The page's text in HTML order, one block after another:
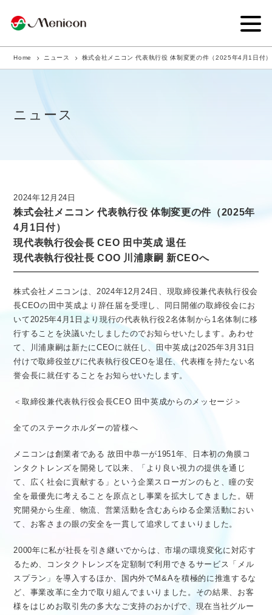
企業情報
商品サイト
ニュース
採用情報
Home ニュース 株式会社メニコン 代表執行役 体制変更の件（2025年4月1日付
ニュース
2024年12月24日
株式会社メニコン 代表執行役 体制変更の件（2025年
4月1日付）
現代表執行役会長 CEO 田中英成 退任
現代表執行役社長 COO 川浦康嗣 新CEOへ
株式会社メニコンは、2024年12月24日、現取締役兼代表執行役会
長CEOの田中英成より辞任届を受理し、同日開催の取締役会にお
いて2025年4月1日より現行の代表執行役2名体制から1名体制に移
行することを決議いたしましたのでお知らせいたします。あわせ
て、川浦康嗣は新たにCEOに就任し、田中英成は2025年3月31日
付けで取締役並びに代表執行役CEOを退任、代表権を持たない名
誉会長に就任することをお知らせいたします。
＜取締役兼代表執行役会長CEO 田中英成からのメッセージ＞
全てのステークホルダーの皆様へ
メニコンは創業者である 故田中恭一が1951年、日本初の角膜コ
ンタクトレンズを開発して以来、「より良い視力の提供を通じ
て、広く社会に貢献する」という企業スローガンのもと、瞳の安
全を最優先に考えることを原点とし事業を拡大してきました。研
究開発から生産、物流、営業活動を含むあらゆる企業活動におい
て、お客さまの眼の安全を一貫して追求してまいりました。
2000年に私が社長を引き継いでからは、市場の環境変化に対応す
るため、コンタクトレンズを定額制で利用できるサービス「メル
スプラン」を導入するほか、国内外でM&Aを積極的に推進するな
ど、事業改革に全力で取り組んでまいりました。その結果、お客
様をはじめお取引先の多大なご支持のおかげで、現在当社グルー